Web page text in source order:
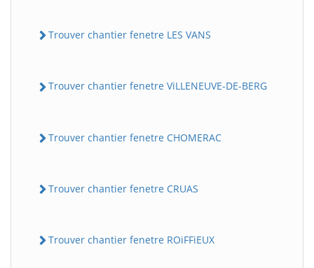
Trouver chantier fenetre LES VANS
Trouver chantier fenetre ViLLENEUVE-DE-BERG
Trouver chantier fenetre CHOMERAC
Trouver chantier fenetre CRUAS
Trouver chantier fenetre ROiFFiEUX